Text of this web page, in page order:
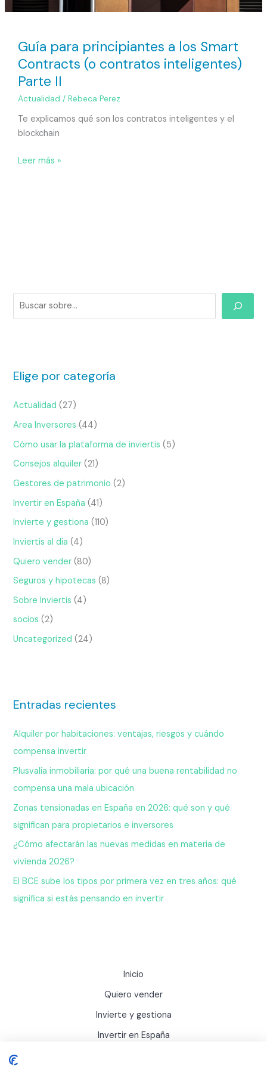
Guía para principiantes a los Smart
Contracts (o contratos inteligentes)
Parte II
Actualidad / Rebeca Perez
Te explicamos qué son los contratos inteligentes y el
blockchain
Leer más »
Elige por categoría
Actualidad (27)
Area Inversores (44)
Cómo usar la plataforma de inviertis (5)
Consejos alquiler (21)
Gestores de patrimonio (2)
Invertir en España (41)
Invierte y gestiona (110)
Inviertis al día (4)
Quiero vender (80)
Seguros y hipotecas (8)
Sobre Inviertis (4)
socios (2)
Uncategorized (24)
Entradas recientes
Alquiler por habitaciones: ventajas, riesgos y cuándo
compensa invertir
Plusvalía inmobiliaria: por qué una buena rentabilidad no
compensa una mala ubicación
Zonas tensionadas en España en 2026: qué son y qué
significan para propietarios e inversores
¿Cómo afectarán las nuevas medidas en materia de
vivienda 2026?
El BCE sube los tipos por primera vez en tres años: qué
significa si estás pensando en invertir
Inicio
Quiero vender
Invierte y gestiona
Invertir en España